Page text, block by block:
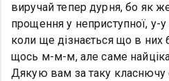
виручай тепер дурня, бо як
прощення у неприступної, у-
коли ще дізнається що в них
щось м-м-м, але саме
Дякую вам за таку